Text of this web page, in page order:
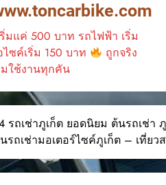
ริ่มแค่ 500 บาท รถไฟฟ้า เริ่ม
ซค์เริ่ม 150 บาท
ถูกจริง
ใช้งานทุกคัน
รถเช่าภูเก็ต ยอดนิยม ต้นรถเช่า
ถเช่ามอเตอร์ไซค์ภูเก็ต – เที่ยว